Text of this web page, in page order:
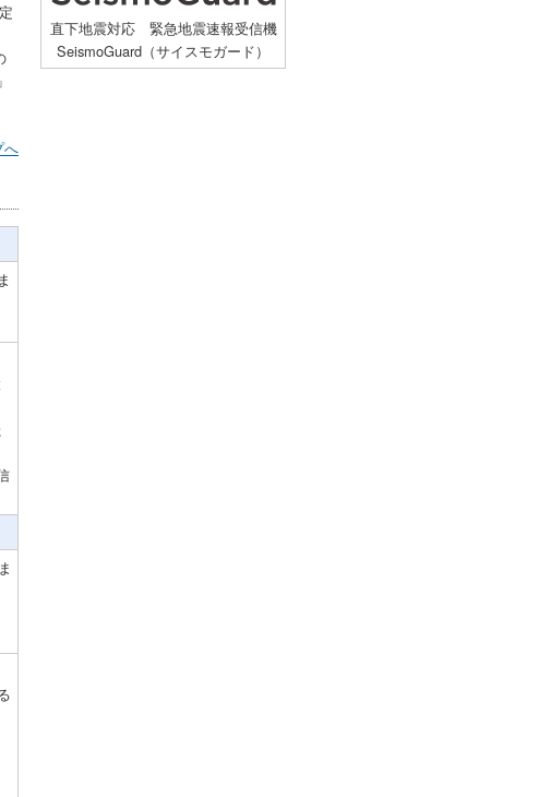
直下地震対応 緊急地震速報受信機
SeismoGuard（サイスモガード）
へ